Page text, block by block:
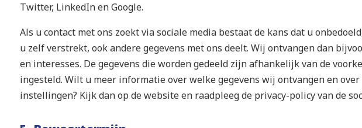
Twitter, LinkedIn en Google.
Als u contact met ons zoekt via sociale media bestaat de kans dat u
u zelf verstrekt, ook andere gegevens met ons deelt. Wij ontvangen dan
en interesses. De gegevens die worden gedeeld zijn afhankelijk van de
ingesteld. Wilt u meer informatie over welke gegevens wij ontvangen en
instellingen? Kijk dan op de website en raadpleeg de privacy-policy van de